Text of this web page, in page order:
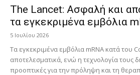
The Lancet: Ασφαλή και
τα εγκεκριμένα εμβόλια
5 Ιουλίου 2026
Τα εγκεκριμένα εμβόλια mRNA κατά του
αποτελεσματικά, ενώ η τεχνολογία τους
προοπτικές για την πρόληψη και τη